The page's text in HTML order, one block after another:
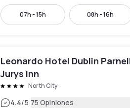
07h - 15h 08h - 16h
Leonardo Hotel Dublin
Jurys Inn
North City
4.4/5|75 Opiniones